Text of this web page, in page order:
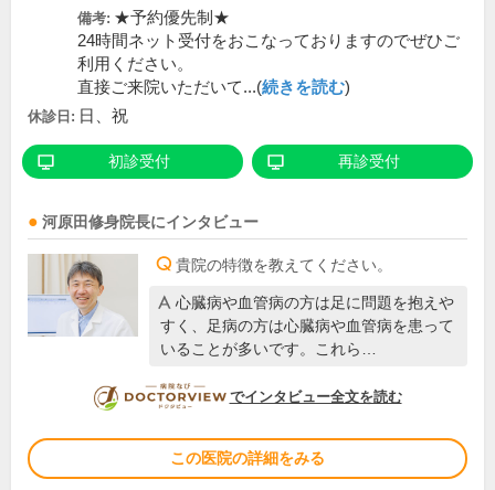
備考: ★予約優先制★
24時間ネット受付をおこなっておりますのでぜひご
利用ください。
直接ご来院いただいて...(続きを読む)
休診日: 日、祝
初診受付 再診受付
河原田修身院長にインタビュー
貴院の特徴を教えてください。
心臓病や血管病の方は足に問題を抱えや
すく、足病の方は心臓病や血管病を患って
いることが多いです。これら…
DOCTORVIEW
でインタビュー全文を読む
この医院の詳細をみる